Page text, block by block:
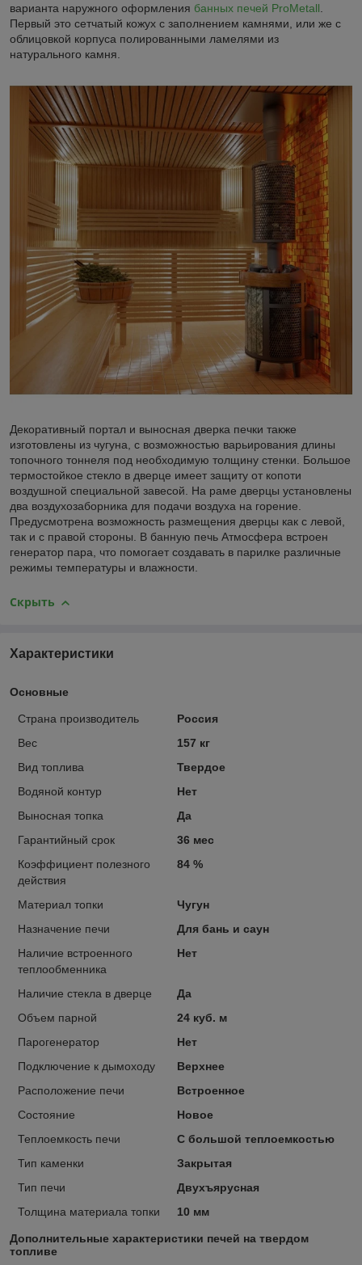
варианта наружного оформления банных печей ProMetall.
Первый это сетчатый кожух с заполнением камнями, или же с
облицовкой корпуса полированными ламелями из
натурального камня.
Декоративный портал и выносная дверка печки также
изготовлены из чугуна, с возможностью варьирования длины
топочного тоннеля под необходимую толщину стенки. Большое
термостойкое стекло в дверце имеет защиту от копоти
воздушной специальной завесой. На раме дверцы установлены
два воздухозаборника для подачи воздуха на горение.
Предусмотрена возможность размещения дверцы как с левой,
так и с правой стороны. В банную печь Атмосфера встроен
генератор пара, что помогает создавать в парилке различные
режимы температуры и влажности.
Скрыть
Характеристики
Основные
Страна производитель
Россия
Вес
157 кг
Вид топлива
Твердое
Водяной контур
Нет
Выносная топка
Да
Гарантийный срок
36 мес
Коэффициент полезного
действия
84 %
Материал топки
Чугун
Назначение печи
Для бань и саун
Наличие встроенного
теплообменника
Нет
Наличие стекла в дверце
Да
Объем парной
24 куб. м
Парогенератор
Нет
Подключение к дымоходу
Верхнее
Расположение печи
Встроенное
Состояние
Новое
Теплоемкость печи
С большой теплоемкостью
Тип каменки
Закрытая
Тип печи
Двухъярусная
Толщина материала топки
10 мм
Дополнительные характеристики печей на твердом
топливе